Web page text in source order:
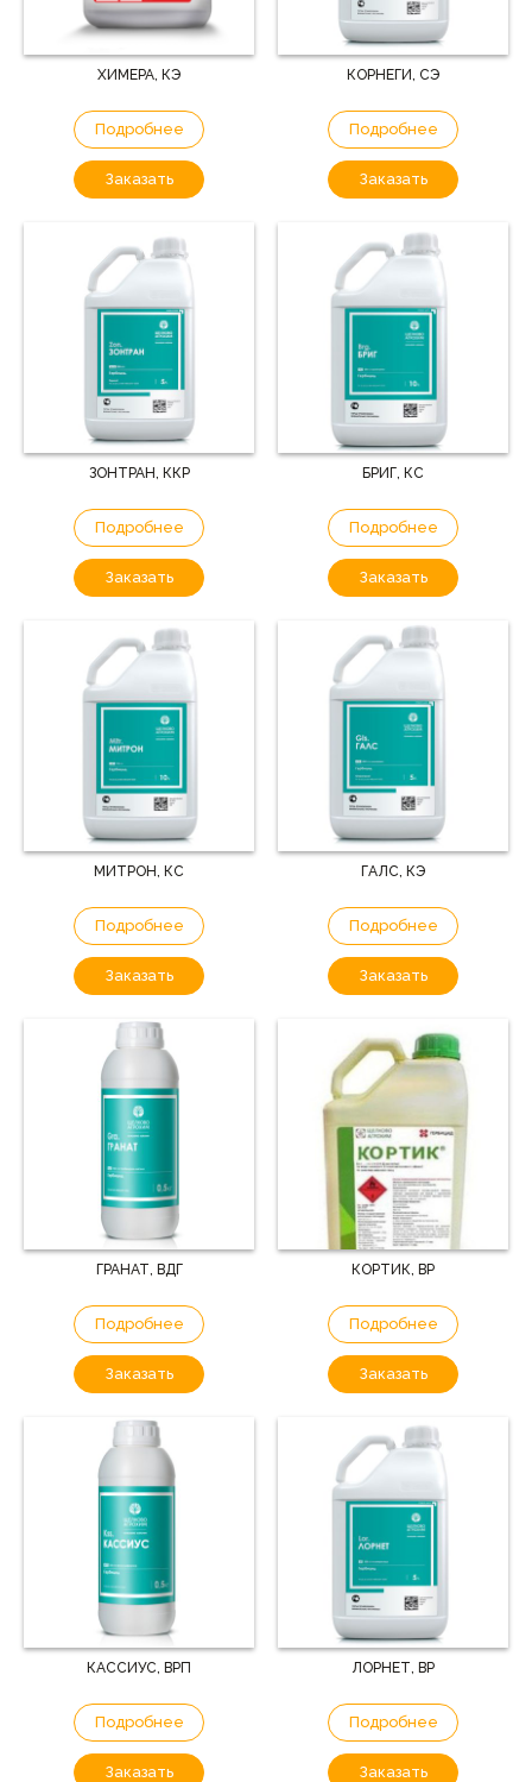
ХИМЕРА, КЭ
Подробнее
Заказать
КОРНЕГИ, СЭ
Подробнее
Заказать
ЗОНТРАН, ККР
Подробнее
Заказать
БРИГ, КС
Подробнее
Заказать
МИТРОН, КС
Подробнее
Заказать
ГАЛС, КЭ
Подробнее
Заказать
ГРАНАТ, ВДГ
Подробнее
Заказать
КОРТИК, ВР
Подробнее
Заказать
КАССИУС, ВРП
Подробнее
Заказать
ЛОРНЕТ, ВР
Подробнее
Заказать